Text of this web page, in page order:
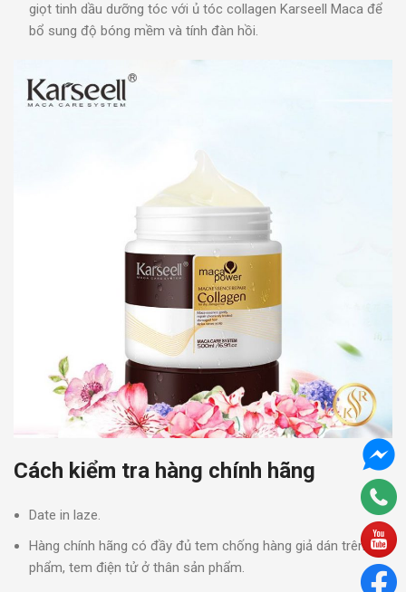
giọt tinh dầu dưỡng tóc với ủ tóc collagen Karseell Maca để
bổ sung độ bóng mềm và tính đàn hồi.
Cách kiểm tra hàng chính hãng
Date in laze.
Hàng chính hãng có đầy đủ tem chống hàng giả dán trên sản
phẩm, tem điện tử ở thân sản phẩm.